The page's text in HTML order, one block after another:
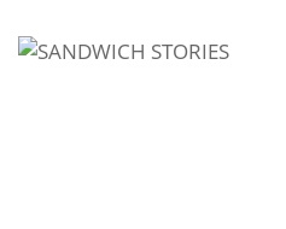
I'm looking for